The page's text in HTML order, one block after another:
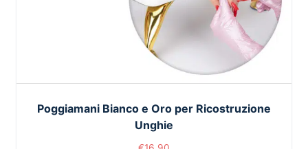
Poggiamani Bianco e Oro per Ricostruzione
Unghie